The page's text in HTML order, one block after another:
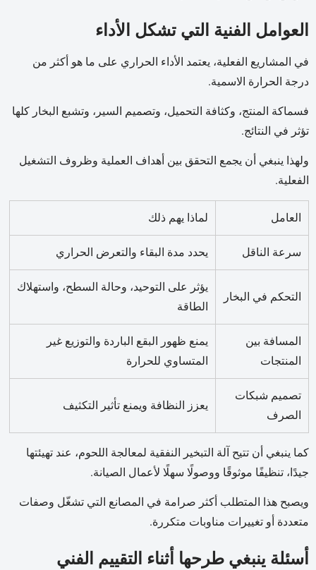
العوامل الفنية التي تشكل الأداء
في المشاريع الفعلية، يعتمد الأداء الحراري على ما هو أكثر من
درجة الحرارة الاسمية.
فسماكة المنتج، وكثافة التحميل، وتصميم السير، وتشبع البخار كلها
تؤثر في النتائج.
ولهذا ينبغي أن يجمع التحقق بين أهداف العملية وظروف التشغيل
الفعلية.
العامل لماذا يهم ذلك
سرعة الناقل يحدد مدة البقاء والتعرض الحراري
التحكم في البخار
يؤثر على التوحيد، وحالة السطح، واستهلاك
الطاقة
المسافة بين
المنتجات
يمنع ظهور البقع الباردة والتوزيع غير
المتساوي للحرارة
تصميم شبكات
الصرف
يعزز النظافة ويمنع تأثير التكثيف
كما ينبغي أن تتيح آلة التبخير النفقية لمعالجة اللحوم، عند تهيئتها
جيدًا، تنظيفًا موثوقًا ووصولًا سهلًا لأعمال الصيانة.
ويصبح هذا المتطلب أكثر صرامة في المصانع التي تشغّل وصفات
متعددة أو تغييرات مناوبات متكررة.
أسئلة ينبغي طرحها أثناء التقييم الفني